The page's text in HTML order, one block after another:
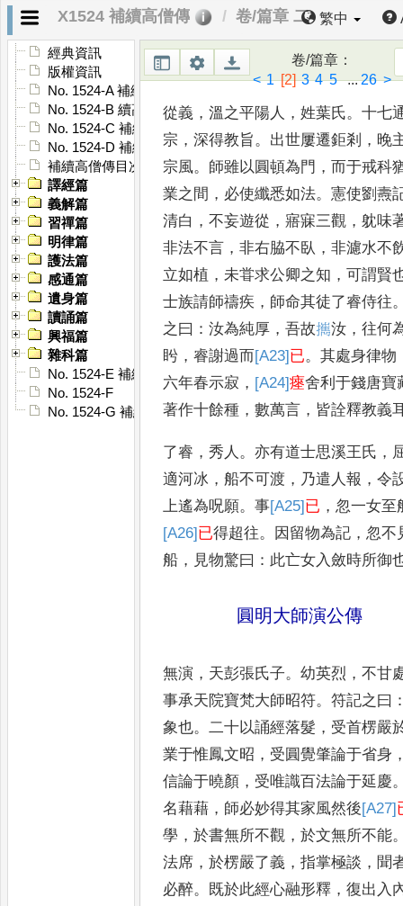
X1524 補續高僧傳 卷/篇章 二 繁中
經典資訊
版權資訊
No. 1524-A 補續高僧傳序
No. 1524-B 續高僧傳序
No. 1524-C 補續高僧傳序
No. 1524-D 補續高僧傳序
補續高僧傳目次
譯經篇
義解篇
習禪篇
明律篇
護法篇
感通篇
遺身篇
讀誦篇
興福篇
雜科篇
No. 1524-E 補續高僧傳䟦
No. 1524-F
No. 1524-G 補續高僧傳䟦
卷/篇章：
< 1 [2] 3 4 5...26 >
從義傳了(睿附)
從義 ，溫之平陽人 ，姓葉氏。十七
宗 ，深得教旨。 出世屢遷鉅剎 ， 晚
宗風。 師雖以圓頓為門 ， 而于戒科
業之間 ， 必使纖悉如法。憲使劉燾
清白 ，不妄遊從 ，寤寐三觀 ，躭味
非法不言 ，非右脇不臥 ，非濾水不
立如植 ，未甞求公卿之知 ，可謂賢
士族請師禱疾 ， 師命其徒了睿侍往
之曰 ：汝為純厚 ，吾故𢹂汝 ，往何
盻 ，睿謝過而 [A23] 已。其處身律物
六年春示寂 ， [A24]瘞舍利于錢唐寶
著作十餘種 ，數萬言 ， 皆詮釋教義
了睿 ，秀人 。亦有道士思溪王氏 ，
適河冰 ，船不可渡 ， 乃遣人報 ，令
上遙為呪願。事[A25] 已 ，忽一女至
[A26] 已得超往。 因 留物為記 ，忽不
船 ， 見物驚曰 ： 此亡女入斂時所御
圓明大師演公傳
無演 ， 天彭張氏子。幼英烈 ，不甘
事承天院寶梵大師昭符。符記之曰
象也。二十以誦經落髮 ， 受首楞嚴
業于惟鳳文昭 ， 受圓覺肇論于省身
信論于曉顏 ， 受唯識百法論于延慶
名藉藉 ， 師必妙得其家風然後[A27]
學 ，於書無所不觀 ，於文無所不能
法席 ，於楞嚴了義 ，指掌極談 ， 聞
必醉。 既於此經心融形釋 ，復出入